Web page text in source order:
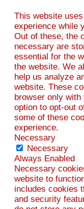
This website
experience while
Out of these, the
necessary are
essential for the
the website. We
help us analyze
website. These
browser only
option to opt-out
some of these
experience.
Necessary
Necessary
Always Enabled
Necessary
website to
includes cookies
and security